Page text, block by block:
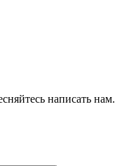
написать нам.